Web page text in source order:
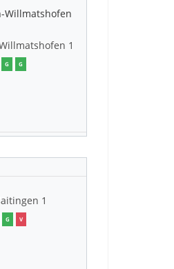
1
G G
1
G V